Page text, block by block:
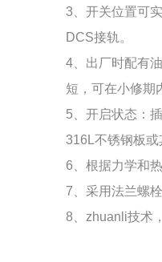
3、开关位置可
DCS接轨。
4、出厂时配有
短，可在小修期
5、开启状态：
316L不锈钢板或
6、根据力学和
7、采用法兰螺
8、zhuanli技术